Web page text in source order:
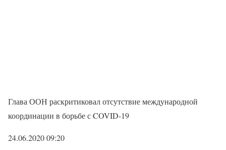
Глава ООН раскритиковал отсутствие международной
координации в борьбе с COVID-19
24.06.2020 09:20